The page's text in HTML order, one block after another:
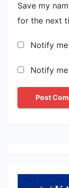
Save my
for the next
Notify
Notify